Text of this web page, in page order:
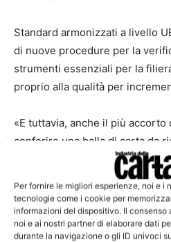
Per fornire le migliori esperienze, noi e i
tecnologie come i cookie per
informazioni del dispositivo. Il
noi e ai nostri partner di elaborare dati
durante la navigazione o gli ID univoci
Standard armonizzati a livello
di nuove procedure per la
strumenti essenziali per la
proprio alla qualità per
«E tuttavia, anche il più
conferire una balla di carta da
rispondente alle specifiche
avvenire con le materie prime
materiali secondari derivanti
urbane. Di ciò nel recepimento
materia di Economia Circolare